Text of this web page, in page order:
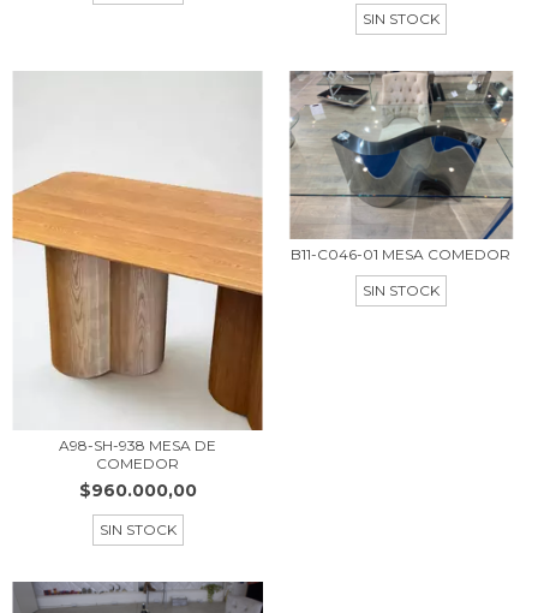
SIN STOCK
A98-SH-938 MESA DE
COMEDOR
$960.000,00
SIN STOCK
B11-C046-01 MESA COMEDOR
SIN STOCK